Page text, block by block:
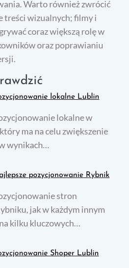
Warto również zwrócić
treści wizualnych; filmy i
coraz większą rolę w
oraz poprawianiu
lokalne Lublin
lokalne w
ma na celu zwiększenie
wynikach…
pozycjonowanie Rybnik
stron
jak w każdym innym
kilku kluczowych…
Shoper Lublin